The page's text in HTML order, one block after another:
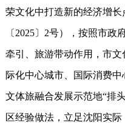
荣文化中打造新的经济增
〔2025〕2号），按照市
牵引、旅游带动作用，市
际化中心城市、国际消费
文体旅融合发展示范地“排
区经验做法，立足沈阳实